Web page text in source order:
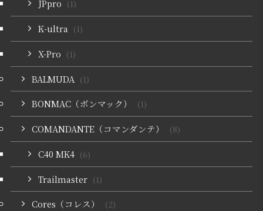
JPpro (1)
K-ultra (1)
X-Pro (1)
BALMUDA (1)
BONMAC（ボンマック） (1)
COMANDANTE（コマンダンテ） (8)
C40 MK4 (6)
Trailmaster (1)
Cores（コレス） (2)